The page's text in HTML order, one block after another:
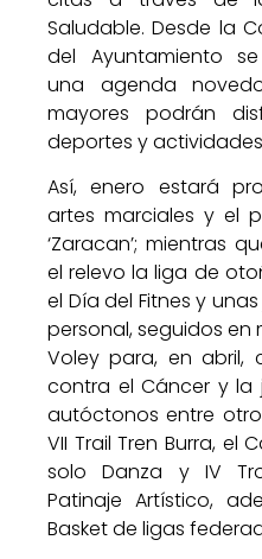
Saludable. Desde la
del Ayuntamiento
una agenda
mayores podrán
deportes y
Así, enero estará
artes marciales y el
‘Zaracan’; mientras
el relevo la liga de
el Día del Fitnes y
personal, seguidos en
Voley para, en abril,
contra el Cáncer y
autóctonos entre
VII Trail Tren Burra, el
solo Danza y IV
Patinaje Artístico,
Basket de ligas